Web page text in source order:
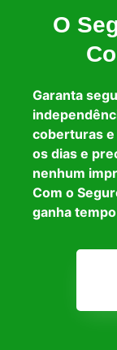
O
Garanta
coberturas
os dias e
nenhum
Com o
ganha